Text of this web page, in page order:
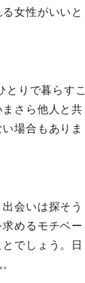
女性がいいと
とりで暮らすこ
さら他人と共
場合もありま
会いは探そう
めるモチベー
でしょう。日